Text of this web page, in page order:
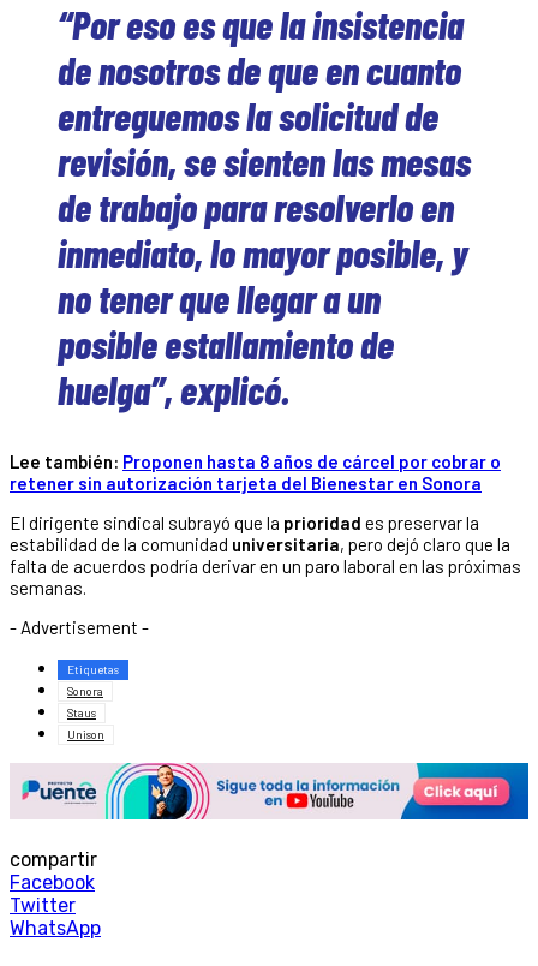
“Por eso es que la insistencia
de nosotros de que en cuanto
entreguemos la solicitud de
revisión, se sienten las mesas
de trabajo para resolverlo en
inmediato, lo mayor posible, y
no tener que llegar a un
posible estallamiento de
huelga”, explicó.
Lee también: Proponen hasta 8 años de cárcel por cobrar o
retener sin autorización tarjeta del Bienestar en Sonora
El dirigente sindical subrayó que la prioridad es preservar la
estabilidad de la comunidad universitaria, pero dejó claro que la
falta de acuerdos podría derivar en un paro laboral en las próximas
semanas.
- Advertisement -
Etiquetas
Sonora
Staus
Unison
compartir
Facebook
Twitter
WhatsApp